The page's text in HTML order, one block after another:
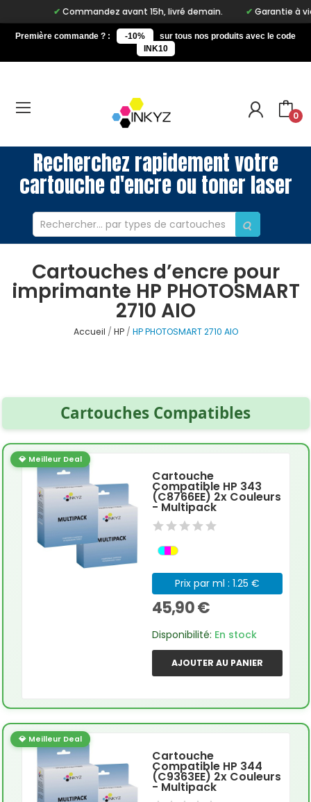
Commandez avant 15h, livré demain. Garantie à vie
Première commande ? : -10%
sur tous nos produits avec le code
INK10
0
Recherchez rapidement votre
cartouche d'encre ou toner laser
Cartouches d’encre pour
imprimante HP PHOTOSMART
2710 AIO
Accueil HP HP PHOTOSMART 2710 AIO
Cartouches Compatibles
💎 Meilleur Deal
Cartouche
Compatible HP 343
(C8766EE) 2x Couleurs
- Multipack
Prix par ml : 1.25 €
45,90 €
Disponibilité: En stock
AJOUTER AU PANIER
💎 Meilleur Deal
Cartouche
Compatible HP 344
(C9363EE) 2x Couleurs
- Multipack